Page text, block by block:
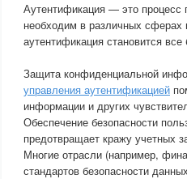
Аутентификация — это процесс
необходим в различных
аутентификация становится
Защита конфиденциальной
управления аутентификацией
информации и других
Обеспечение безопасности
предотвращает кражу учетных
Многие отрасли (например,
стандартов безопасности